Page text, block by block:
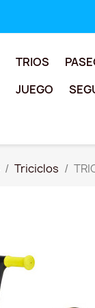
TRIOS
JUEGO
Triciclos